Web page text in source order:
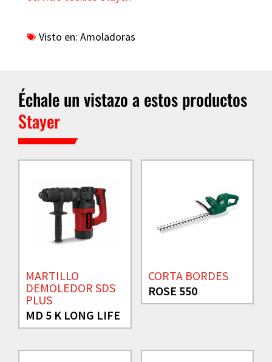
Visto en: Amoladoras
Échale un vistazo a estos productos
Stayer
MARTILLO
DEMOLEDOR SDS
PLUS
MD 5 K LONG LIFE
CORTA BORDES
ROSE 550